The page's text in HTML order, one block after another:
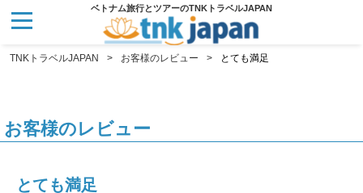
ベトナム旅行とツアーのTNKトラベルJAPAN
TNKトラベルJAPAN お客様のレビュー とても満足
お客様のレビュー
とても満足